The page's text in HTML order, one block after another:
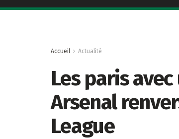
Accueil Actualité
Les paris
Arsenal
League